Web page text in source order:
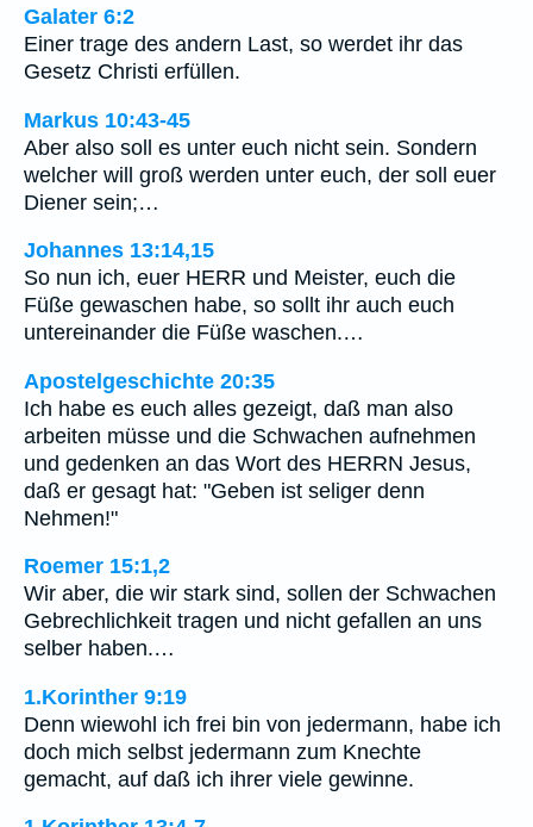
Galater 6:2
Einer trage des andern Last, so werdet ihr das
Gesetz Christi erfüllen.
Markus 10:43-45
Aber also soll es unter euch nicht sein. Sondern
welcher will groß werden unter euch, der soll euer
Diener sein;…
Johannes 13:14,15
So nun ich, euer HERR und Meister, euch die
Füße gewaschen habe, so sollt ihr auch euch
untereinander die Füße waschen.…
Apostelgeschichte 20:35
Ich habe es euch alles gezeigt, daß man also
arbeiten müsse und die Schwachen aufnehmen
und gedenken an das Wort des HERRN Jesus,
daß er gesagt hat: "Geben ist seliger denn
Nehmen!"
Roemer 15:1,2
Wir aber, die wir stark sind, sollen der Schwachen
Gebrechlichkeit tragen und nicht gefallen an uns
selber haben.…
1.Korinther 9:19
Denn wiewohl ich frei bin von jedermann, habe ich
doch mich selbst jedermann zum Knechte
gemacht, auf daß ich ihrer viele gewinne.